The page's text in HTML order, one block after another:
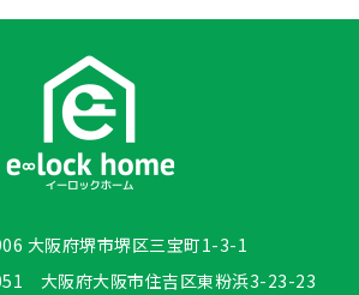
大阪府堺市堺区三宝町1-3-1
大阪府大阪市住吉区東粉浜3-23-23